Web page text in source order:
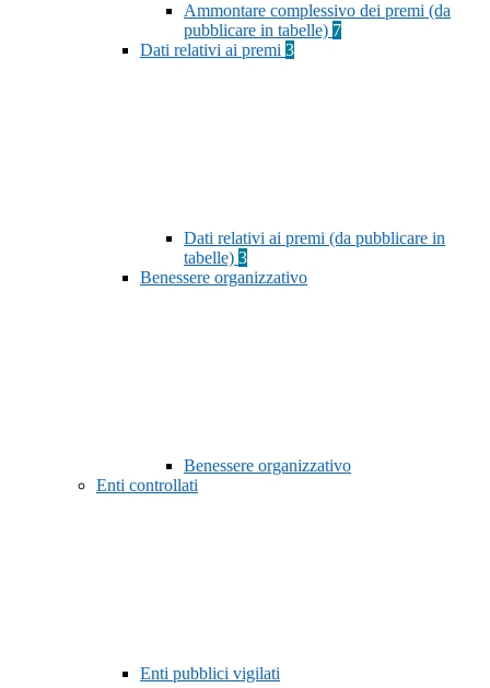
Ammontare complessivo dei premi (da
pubblicare in tabelle) 7
Dati relativi ai premi 3
Dati relativi ai premi (da pubblicare in
tabelle) 3
Benessere organizzativo
Benessere organizzativo
Enti controllati
Enti pubblici vigilati